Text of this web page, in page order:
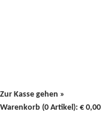
Zur Kasse gehen »
Warenkorb (0 Artikel): € 0,00